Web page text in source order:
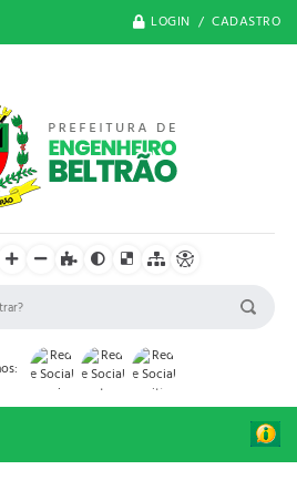
LOGIN / CADASTRO